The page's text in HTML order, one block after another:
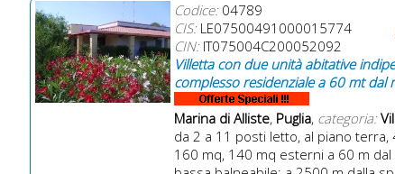
Codice:04789
CIS:LE07500491000015774
CIN:IT075004C200052092
Villetta con due unità abitative
complesso residenziale a 60 mt dal
Marina di Alliste, Puglia, categoria:
da 2 a 11 posti letto, al piano terra,
160 mq, 140 mq esterni a 60 m